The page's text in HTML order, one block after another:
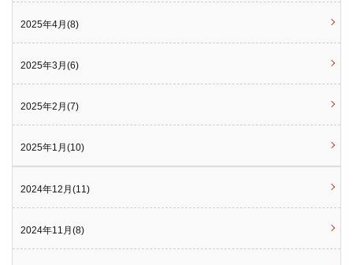
2025年4月(8)
2025年3月(6)
2025年2月(7)
2025年1月(10)
2024年12月(11)
2024年11月(8)